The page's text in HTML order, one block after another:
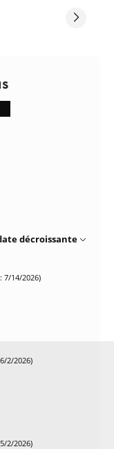
décroissante
7/14/2026)
2/2026)
2/2026)